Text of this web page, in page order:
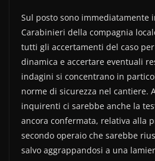
Sul posto sono immediatamente
Carabinieri della compagnia
tutti gli accertamenti del caso
dinamica e accertare eventuali
indagini si concentrano in
norme di sicurezza nel cantiere.
inquirenti ci sarebbe anche la
ancora confermata, relativa alla
secondo operaio che sarebbe
salvo aggrappandosi a una